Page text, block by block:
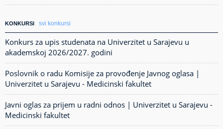
KONKURSI svi konkursi
Konkurs za upis studenata na Univerzitet u Sarajevu u
akademskoj 2026/2027. godini
Poslovnik o radu Komisije za provođenje Javnog oglasa |
Univerzitet u Sarajevu - Medicinski fakultet
Javni oglas za prijem u radni odnos | Univerzitet u Sarajevu -
Medicinski fakultet